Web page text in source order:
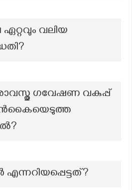
വലിയ
ഗവേഷണ വകുപ്പ്